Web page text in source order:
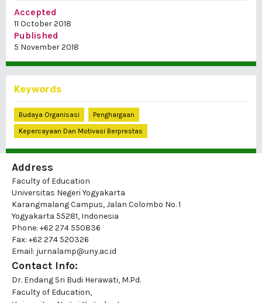
Accepted
11 October 2018
Published
5 November 2018
Keywords
Budaya Organisasi
Penghargaan
Kepercayaan Dan Motivasi Berprestas
Address
Faculty of Education
Universitas Negeri Yogyakarta
Karangmalang Campus, Jalan Colombo No. 1
Yogyakarta 55281, Indonesia
Phone: +62 274 550836
Fax: +62 274 520326
Email: jurnalamp@uny.ac.id
Contact Info:
Dr. Endang Sri Budi Herawati, M.Pd.
Faculty of Education,